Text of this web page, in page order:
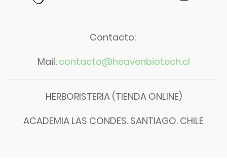
Contacto:
Mail: contacto@heavenbiotech.cl
HERBORISTERIA (TIENDA ONLINE)
ACADEMIA LAS CONDES. SANTIAGO. CHILE